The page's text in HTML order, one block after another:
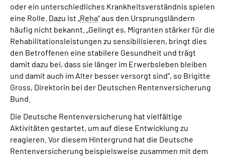
oder ein unterschiedliches Krankheitsverständnis spielen
eine Rolle. Dazu ist „Reha“ aus den Ursprungsländern
häufig nicht bekannt. „Gelingt es, Migranten stärker für die
Rehabilitationsleistungen zu sensibilisieren, bringt dies
den Betroffenen eine stabilere Gesundheit und trägt
damit dazu bei, dass sie länger im Erwerbsleben bleiben
und damit auch im Alter besser versorgt sind“, so Brigitte
Gross, Direktorin bei der Deutschen Rentenversicherung
Bund.
Die Deutsche Rentenversicherung hat vielfältige
Aktivitäten gestartet, um auf diese Entwicklung zu
reagieren. Vor diesem Hintergrund hat die Deutsche
Rentenversicherung beispielsweise zusammen mit dem